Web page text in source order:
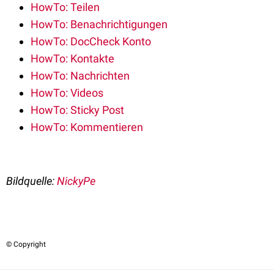
HowTo: Teilen
HowTo: Benachrichtigungen
HowTo: DocCheck Konto
HowTo: Kontakte
HowTo: Nachrichten
HowTo: Videos
HowTo: Sticky Post
HowTo: Kommentieren
Bildquelle:NickyPe
© Copyright